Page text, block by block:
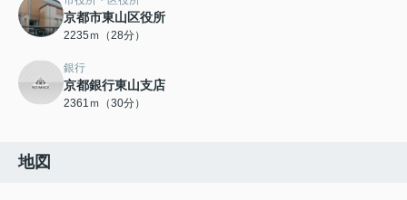
京都市東山区役所
2235ｍ（28分）
銀行
京都銀行東山支店
2361ｍ（30分）
地図